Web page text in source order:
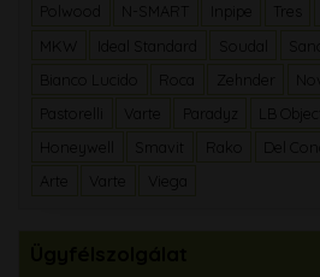
N-SMART Inpipe Tres
MKW
Ideal Standard
Bianco Lucido
Zehnder
Pastorelli
Varte LB Object
Honeywell
Smavit Del
Arte
Varte Viega